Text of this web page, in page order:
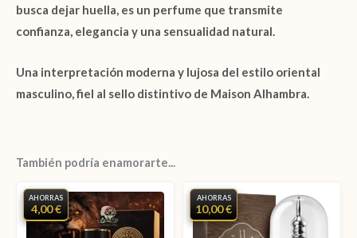
busca dejar huella, es un perfume que transmite
confianza, elegancia y una sensualidad natural.
Una interpretación moderna y lujosa del estilo oriental
masculino, fiel al sello distintivo de Maison Alhambra.
También podría enamorarte...
AHORRAS
4,00 €
AHORRAS
10,00 €